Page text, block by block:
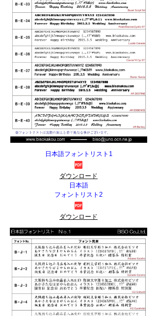
日本語フォントリスト1
ダウンロード
日本語
フォントリスト2
ダウンロード